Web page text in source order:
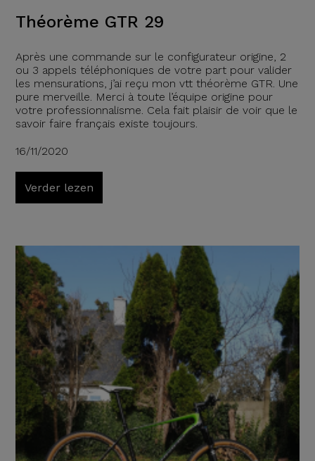
Théorème GTR 29
Après une commande sur le configurateur origine, 2
ou 3 appels téléphoniques de votre part pour valider
les mensurations, j’ai reçu mon vtt théorème GTR. Une
pure merveille. Merci à toute l’équipe origine pour
votre professionnalisme. Cela fait plaisir de voir que le
savoir faire français existe toujours.
16/11/2020
Verder lezen